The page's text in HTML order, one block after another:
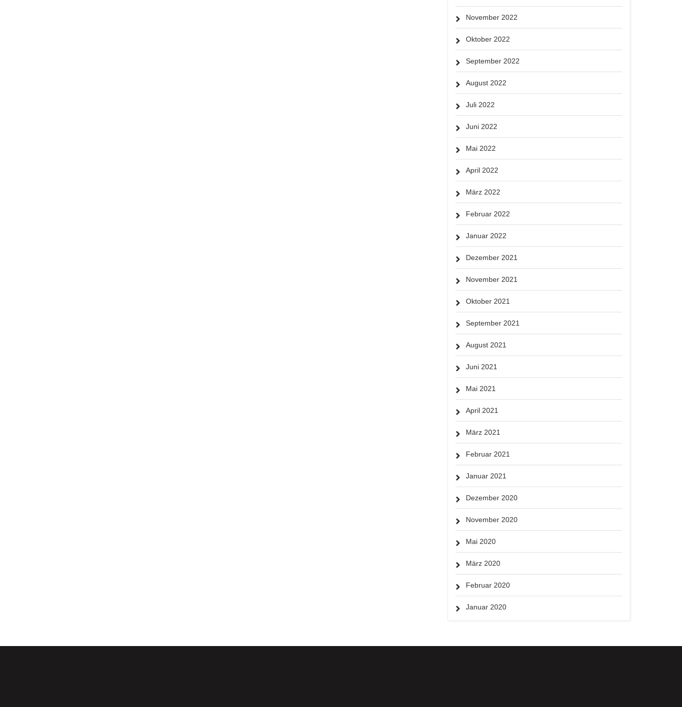
November 2022
Oktober 2022
September 2022
August 2022
Juli 2022
Juni 2022
Mai 2022
April 2022
März 2022
Februar 2022
Januar 2022
Dezember 2021
November 2021
Oktober 2021
September 2021
August 2021
Juni 2021
Mai 2021
April 2021
März 2021
Februar 2021
Januar 2021
Dezember 2020
November 2020
Mai 2020
März 2020
Februar 2020
Januar 2020